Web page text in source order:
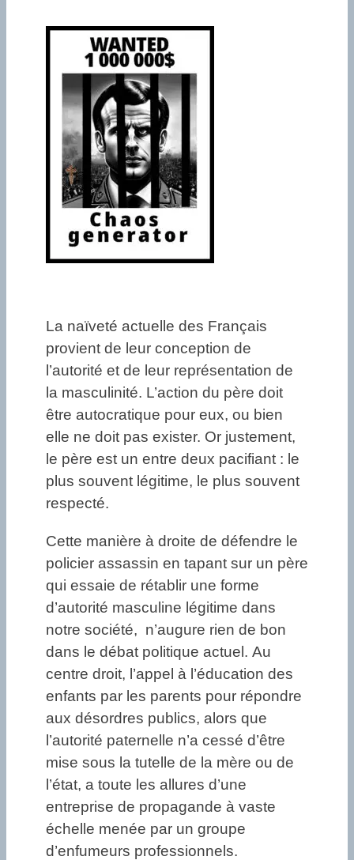
La naïveté actuelle des Français
provient de leur conception de
l’autorité et de leur représentation de
la masculinité. L’action du père doit
être autocratique pour eux, ou bien
elle ne doit pas exister. Or justement,
le père est un entre deux pacifiant : le
plus souvent légitime, le plus souvent
respecté.
Cette manière à droite de défendre le
policier assassin en tapant sur un père
qui essaie de rétablir une forme
d’autorité masculine légitime dans
notre société, n’augure rien de bon
dans le débat politique actuel. Au
centre droit, l’appel à l’éducation des
enfants par les parents pour répondre
aux désordres publics, alors que
l’autorité paternelle n’a cessé d’être
mise sous la tutelle de la mère ou de
l’état, a toute les allures d’une
entreprise de propagande à vaste
échelle menée par un groupe
d’enfumeurs professionnels.